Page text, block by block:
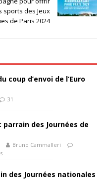
sports des Jeux
de Paris 2024
coup d’envoi de l’Euro
31
des Journées de
Bruno Cammalleri
des Journées nationales